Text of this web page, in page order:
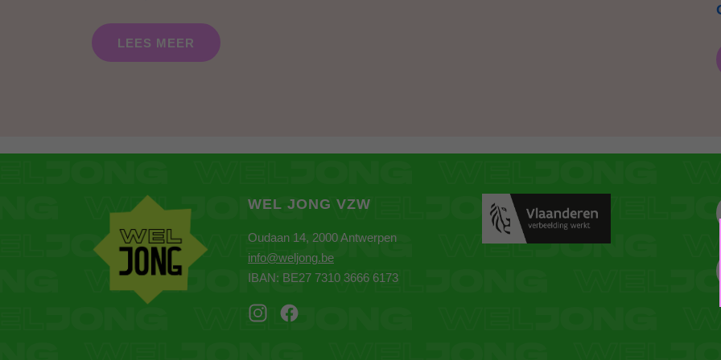
LEES MEER
WEL JONG VZW
Oudaan 14, 2000 Antwerpen
info@weljong.be
IBAN: BE27 7310 3666 6173